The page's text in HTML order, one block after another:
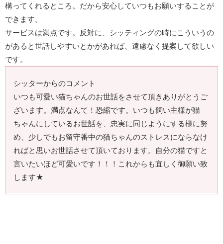
構ってくれるところ。だから安心していつもお願いすることが
できます。
サービスは満点です。反対に、シッティングの時にこういうの
があると世話しやすいとかがあれば、遠慮なく提案して欲しい
です。
シッターからのコメント
いつも可愛い猫ちゃんのお世話をさせて頂きありがとうご
ざいます。満点なんて！恐縮です。いつも飼い主様が猫
ちゃんにしているお世話を、忠実に同じようにする様に努
め、少しでもお留守番中の猫ちゃんのストレスにならなけ
ればと思いお世話させて頂いております。自分の猫ですと
言いたいほど可愛いです！！！これからも宜しく御願い致
します★